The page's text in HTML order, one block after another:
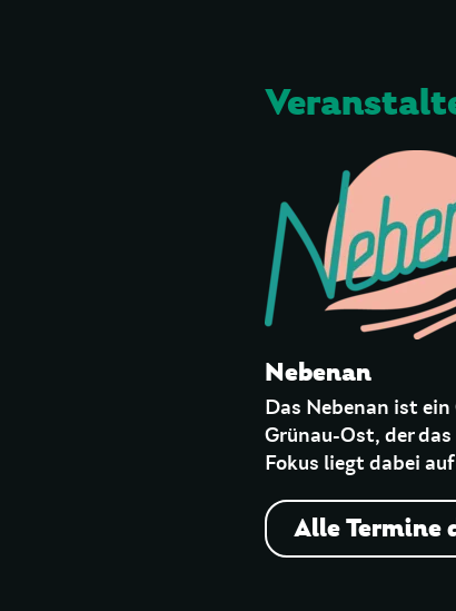
Nebenan
Das Nebenan ist
Grünau-Ost, der
Fokus liegt dabei
Alle Termine